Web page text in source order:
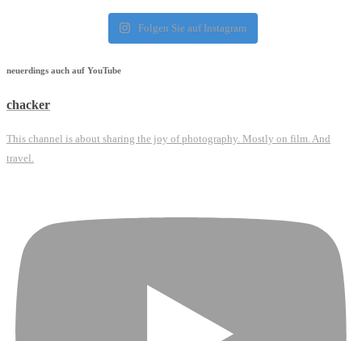
Folgen Sie auf Instagram
neuerdings auch auf YouTube
chacker
This channel is about sharing the joy of photography. Mostly on film. And
travel.